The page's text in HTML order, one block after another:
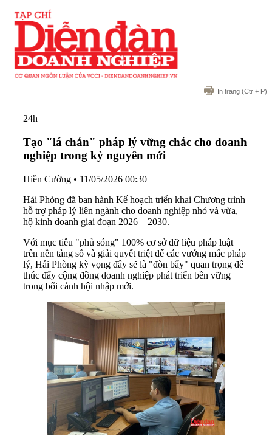
In trang (Ctr + P)
24h
Tạo "lá chắn" pháp lý vững chắc cho doanh
nghiệp trong kỷ nguyên mới
Hiền Cường • 11/05/2026 00:30
Hải Phòng đã ban hành Kế hoạch triển khai Chương trình
hỗ trợ pháp lý liên ngành cho doanh nghiệp nhỏ và vừa,
hộ kinh doanh giai đoạn 2026 – 2030.
Với mục tiêu "phủ sóng" 100% cơ sở dữ liệu pháp luật
trên nền tảng số và giải quyết triệt để các vướng mắc pháp
lý, Hải Phòng kỳ vọng đây sẽ là "đòn bẩy" quan trọng để
thúc đẩy cộng đồng doanh nghiệp phát triển bền vững
trong bối cảnh hội nhập mới.